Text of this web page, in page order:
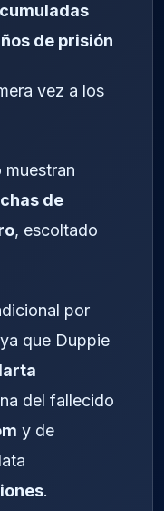
de prisión
vez a los
muestran
de
, escoltado
por
que Duppie
del fallecido
y de
.